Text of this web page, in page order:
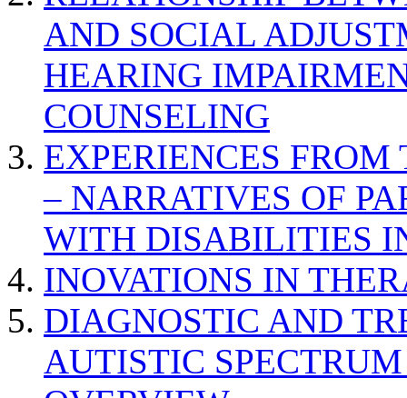
AND SOCIAL
HEARING
COUNSELING
EXPERIENCES
– NARRATIVES OF
WITH DISABILITIES
INOVATIONS IN
DIAGNOSTIC AND
AUTISTIC